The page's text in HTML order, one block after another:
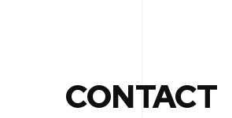
CONTACT